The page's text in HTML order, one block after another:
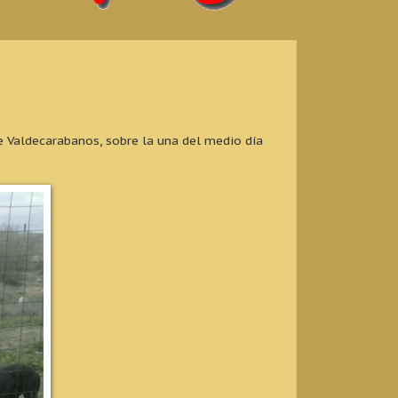
sobre la una del medio día